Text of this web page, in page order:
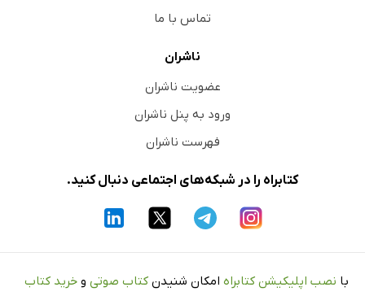
تماس با ما
ناشران
عضویت ناشران
ورود به پنل ناشران
فهرست ناشران
کتابراه را در شبکه‌های اجتماعی دنبال کنید.
با نصب اپلیکیشن کتابراه امکان شنیدن کتاب صوتی و خرید کتاب